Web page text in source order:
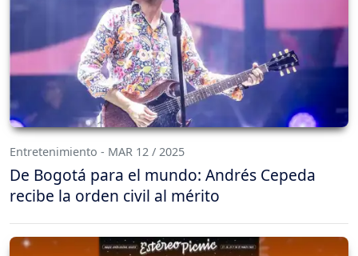
Entretenimiento - MAR 12 / 2025
De Bogotá para el mundo: Andrés Cepeda
recibe la orden civil al mérito